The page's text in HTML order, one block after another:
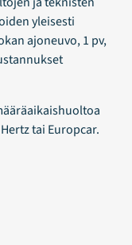
yleisesti
ajoneuvo, 1 pv,
tai Europcar.